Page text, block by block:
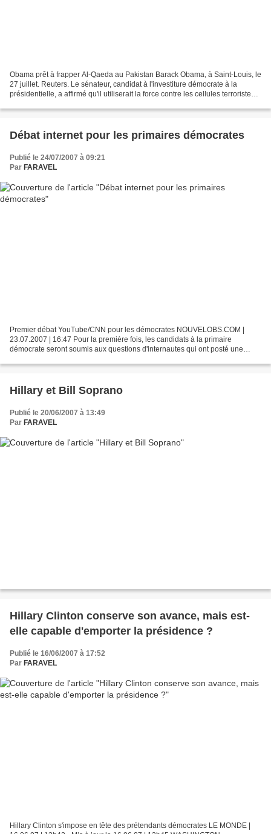
Obama prêt à frapper Al-Qaeda au Pakistan Barack Obama, à Saint-Louis, le
27 juillet. Reuters. Le sénateur, candidat à l'investiture démocrate à la
présidentielle, a affirmé qu'il utiliserait la force contre les cellules terroristes
Débat internet pour les primaires démocrates
Publié le 24/07/2007 à 09:21
Par FARAVEL
Premier débat YouTube/CNN pour les démocrates NOUVELOBS.COM |
23.07.2007 | 16:47 Pour la première fois, les candidats à la primaire
démocrate seront soumis aux questions d'internautes qui ont posté une
Hillary et Bill Soprano
Publié le 20/06/2007 à 13:49
Par FARAVEL
Hillary Clinton conserve son avance, mais est-
elle capable d'emporter la présidence ?
Publié le 16/06/2007 à 17:52
Par FARAVEL
Hillary Clinton s'impose en tête des prétendants démocrates LE MONDE |